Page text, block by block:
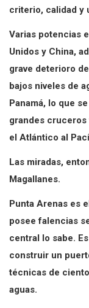
criterio, calidad y
Varias potencias
Unidos y China,
grave deterioro
bajos niveles de
Panamá, lo que
grandes cruceros
el Atlántico al
Las miradas,
Magallanes.
Punta Arenas es
posee falencias
central lo sabe.
construir un
técnicas de
aguas.